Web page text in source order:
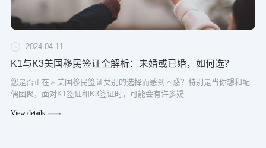
2024-04-11
K1与K3美国移民签证全解析：未婚或已婚，如何选？
您是否正在因美国移民签证类别的选择而感到困惑？特别是当你想和配
偶团聚，面对K1签证和K3签证时，可能会有许多疑...
View details